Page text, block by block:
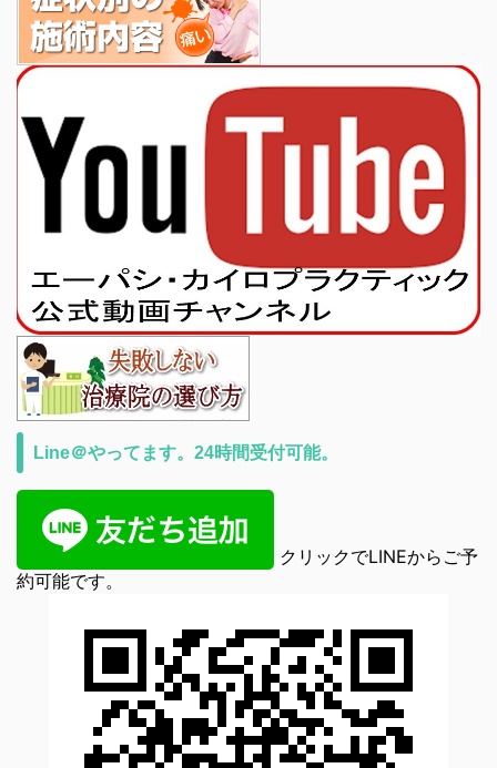
Line＠やってます。24時間受付可能。
クリックでLINEからご予
約可能です。